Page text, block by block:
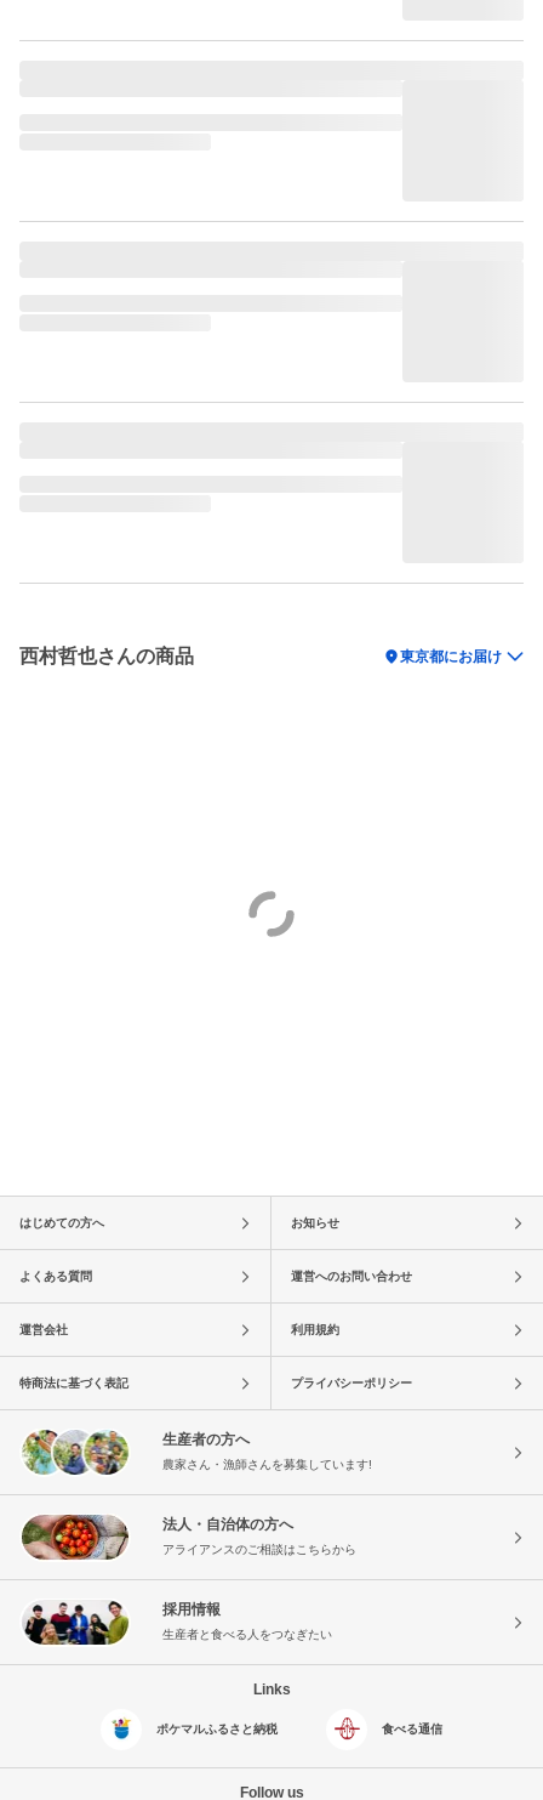
西村哲也さんの商品 location_on東京都にお届け
はじめての方へ お知らせ
よくある質問 運営へのお問い合わせ
運営会社 利用規約
特商法に基づく表記 プライバシーポリシー
生産者の方へ
農家さん・漁師さんを募集しています!
法人・自治体の方へ
アライアンスのご相談はこちらから
採用情報
生産者と食べる人をつなぎたい
Links
ポケマルふるさと納税 食べる通信
Follow us